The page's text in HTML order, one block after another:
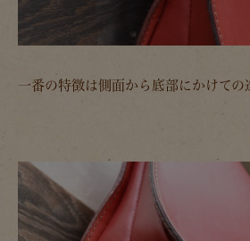
一番の特徴は側面から底部にかけての